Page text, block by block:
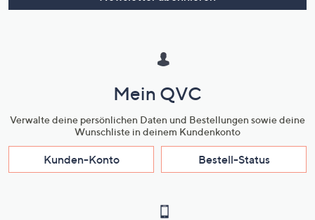
Mein QVC
Verwalte deine persönlichen Daten und Bestellungen sowie deine
Wunschliste in deinem Kundenkonto
Kunden-Konto Bestell-Status